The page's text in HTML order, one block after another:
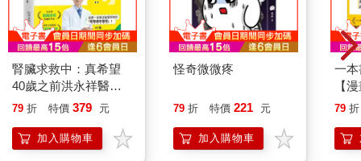
腎臟求救中：真希望
40歲之前洪永祥醫師
就告訴我這些事
79 折 特價 379 元
加入購物車
怪奇微微疼
79 折 特價 221 元
加入購物車
一
【
行
「
學方
79 折